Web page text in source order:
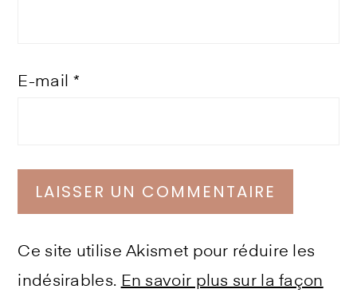
E-mail *
Ce site utilise Akismet pour réduire les
indésirables. En savoir plus sur la façon